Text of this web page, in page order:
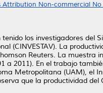
Attribution Non-commercial No
los investigadores del
(CINVESTAV). La
Reuters. La muestra
a 2011). En el trabajo
Metropolitana (UAM), el
que la productividad